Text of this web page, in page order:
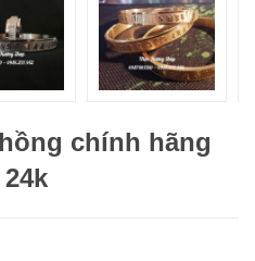
chính hãng